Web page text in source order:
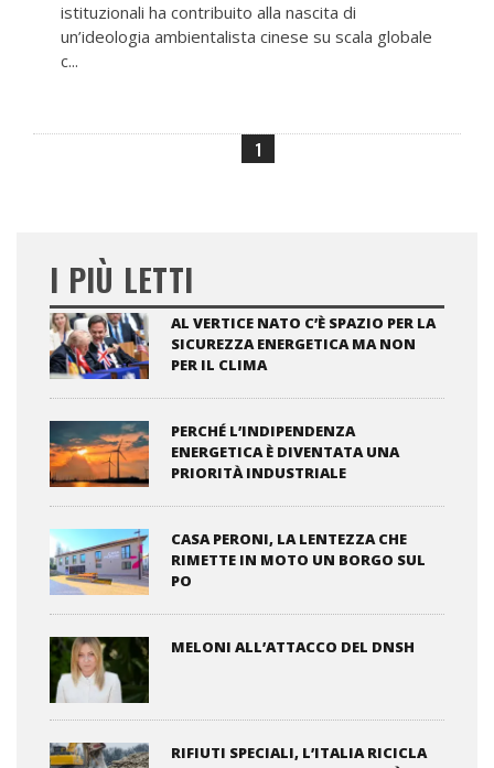
istituzionali ha contribuito alla nascita di
un’ideologia ambientalista cinese su scala globale
c...
1
I PIÙ LETTI
AL VERTICE NATO C’È SPAZIO PER LA
SICUREZZA ENERGETICA MA NON
PER IL CLIMA
PERCHÉ L’INDIPENDENZA
ENERGETICA È DIVENTATA UNA
PRIORITÀ INDUSTRIALE
CASA PERONI, LA LENTEZZA CHE
RIMETTE IN MOTO UN BORGO SUL
PO
MELONI ALL’ATTACCO DEL DNSH
RIFIUTI SPECIALI, L’ITALIA RICICLA